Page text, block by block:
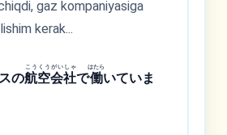
gaz kompaniyasiga
kerak...
の航
こう
空
くう
会
がい
社
しゃ
で働
はたら
いていま